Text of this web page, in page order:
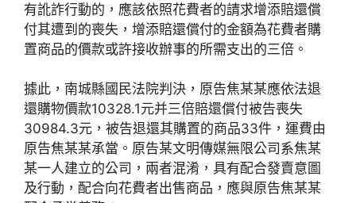
有訛詐行動的，應該依照花費者的請求增添賠還償
付其遭到的喪失，增添賠還償付的金額為花費者購
置商品的價款或許接收辦事的所需支出的三倍。
據此，南城縣國民法院判決，原告焦某某應依法退
還購物價款10328.1元并三倍賠還償付被告喪失
30984.3元，被告退還其購置的商品33件，運費由
原告焦某某承當。原告某文明傳媒無限公司系焦某
某一人建立的公司，兩者混淆，具有配合發賣意圖
及行動，配合向花費者出售商品，應與原告焦某某